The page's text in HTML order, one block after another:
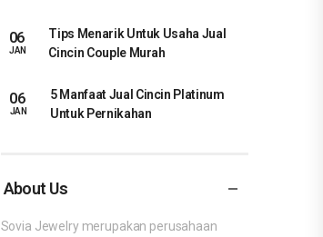
06
JAN
Tips Menarik Untuk Usaha Jual
Cincin Couple Murah
06
JAN
5 Manfaat Jual Cincin Platinum
Untuk Pernikahan
About Us
Sovia Jewelry merupakan perusahaan